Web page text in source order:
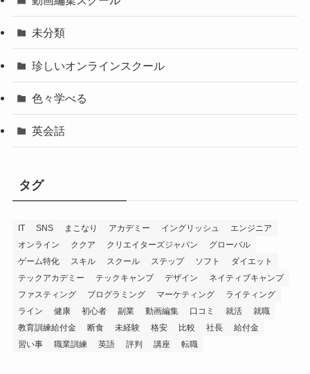
未分類
珍しいオンラインスクール
色々学べる
英会話
タグ
IT SNS まこなり アカデミー イングリッシュ
エンジニア
オンライン
ククア クリエイターズジャパン
グローバル
ゲーム特化
スキル スクール ステップ ソフト
ダイエット
テックアカデミー
テックキャンプ デザイン
ネイティブキャンプ
ファスティング
プログラミング マーケティング
ライティング
ライン
健康 初心者 副業 動画編集 口コミ 就活
就職
教育訓練給付金
断食 未経験 格安 比較 社長
給付金
習い事
職業訓練 英語 評判 講座 転職